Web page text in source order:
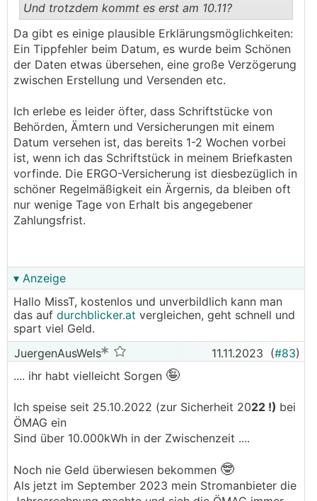
..
Und trotzdem kommt es erst am 10.11?
Da gibt es einige plausible Erklärungsmöglichkeiten:
Ein Tippfehler beim Datum, es wurde beim Schönen
der Daten etwas übersehen, eine große Verzögerung
zwischen Erstellung und Versenden etc.
Ich erlebe es leider öfter, dass Schriftstücke von
Behörden, Ämtern und Versicherungen mit einem
Datum versehen ist, das bereits 1-2 Wochen vorbei
ist, wenn ich das Schriftstück in meinem Briefkasten
vorfinde. Die ERGO-Versicherung ist diesbezüglich in
schöner Regelmäßigkeit ein Ärgernis, da bleiben oft
nur wenige Tage von Erhalt bis angegebener
Zahlungsfrist.
▾ Anzeige
Hallo MissT, kostenlos und unverbildlich kann man
das auf durchblicker.at vergleichen, geht schnell und
spart viel Geld.
JuergenAusWels
11.11.2023 (#83)
.... ihr habt vielleicht Sorgen 🤪
Ich speise seit 25.10.2022 (zur Sicherheit 2022 !) bei
ÖMAG ein
Sind über 10.000kWh in der Zwischenzeit ....
Noch nie Geld überwiesen bekommen 🤓
Als jetzt im September 2023 mein Stromanbieter die